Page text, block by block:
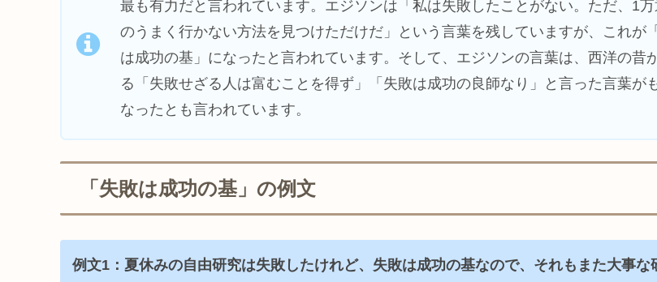
最も有力だと言われています。エジソンは「私は失敗したことがない。ただ、1万
のうまく行かない方法を見つけただけだ」という言葉を残していますが、これが
は成功の基」になったと言われています。そして、エジソンの言葉は、西洋の昔
る「失敗せざる人は富むことを得ず」「失敗は成功の良師なり」と言った言葉が
なったとも言われています。
「失敗は成功の基」の例文
例文1：夏休みの自由研究は失敗したけれど、失敗は成功の基なので、それもまた大事な